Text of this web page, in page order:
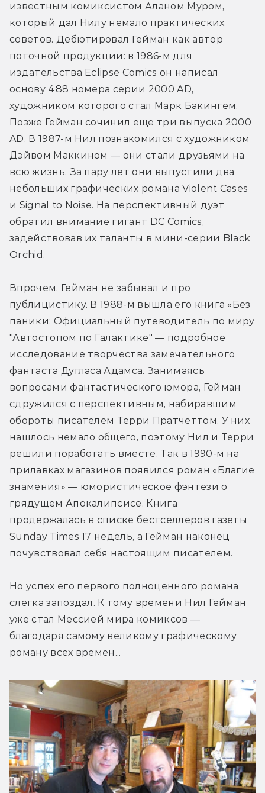
известным комиксистом Аланом Муром,
который дал Нилу немало практических
советов. Дебютировал Гейман как автор
поточной продукции: в 1986-м для
издательства Eclipse Comics он написал
основу 488 номера серии 2000 AD,
художником которого стал Марк Бакингем.
Позже Гейман сочинил еще три выпуска 2000
AD. В 1987-м Нил познакомился с художником
Дэйвом Маккином — они стали друзьями на
всю жизнь. За пару лет они выпустили два
небольших графических романа Violent Cases
и Signal to Noise. На перспективный дуэт
обратил внимание гигант DC Comics,
задействовав их таланты в мини-серии Black
Orchid.
Впрочем, Гейман не забывал и про
публицистику. В 1988-м вышла его книга «Без
паники: Официальный путеводитель по миру
"Автостопом по Галактике" — подробное
исследование творчества замечательного
фантаста Дугласа Адамса. Занимаясь
вопросами фантастического юмора, Гейман
сдружился с перспективным, набиравшим
обороты писателем Терри Пратчеттом. У них
нашлось немало общего, поэтому Нил и Терри
решили поработать вместе. Так в 1990-м на
прилавках магазинов появился роман «Благие
знамения» — юмористическое фэнтези о
грядущем Апокалипсисе. Книга
продержалась в списке бестселлеров газеты
Sunday Times 17 недель, а Гейман наконец
почувствовал себя настоящим писателем.
Но успех его первого полноценного романа
слегка запоздал. К тому времени Нил Гейман
уже стал Мессией мира комиксов —
благодаря самому великому графическому
роману всех времен...